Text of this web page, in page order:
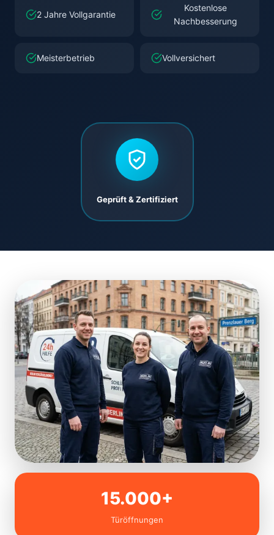
2 Jahre Vollgarantie
Kostenlose
Nachbesserung
Meisterbetrieb Vollversichert
Geprüft & Zertifiziert
15.000+
Türöffnungen